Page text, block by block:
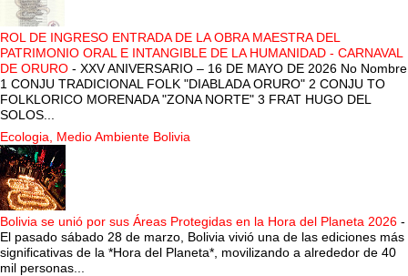
ROL DE INGRESO ENTRADA DE LA OBRA MAESTRA DEL
PATRIMONIO ORAL E INTANGIBLE DE LA HUMANIDAD - CARNAVAL
DE ORURO - XXV ANIVERSARIO – 16 DE MAYO DE 2026 No Nombre
1 CONJU TRADICIONAL FOLK "DIABLADA ORURO" 2 CONJU TO
FOLKLORICO MORENADA "ZONA NORTE" 3 FRAT HUGO DEL
SOLOS...
Ecologia, Medio Ambiente Bolivia
Bolivia se unió por sus Áreas Protegidas en la Hora del Planeta 2026 -
El pasado sábado 28 de marzo, Bolivia vivió una de las ediciones más
significativas de la *Hora del Planeta*, movilizando a alrededor de 40
mil personas...